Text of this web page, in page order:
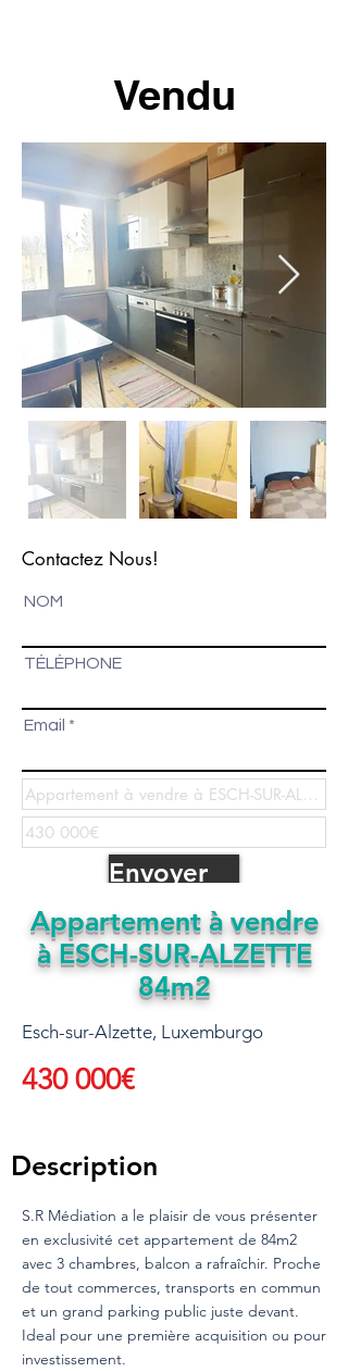
Vendu
Contactez Nous!
NOM
TÉLÉPHONE
Email
Envoyer
Appartement à vendre
à ESCH-SUR-ALZETTE
84m2
Esch-sur-Alzette, Luxemburgo
430 000€
Description
S.R Médiation a le plaisir de vous présenter
en exclusivité cet appartement de 84m2
avec 3 chambres, balcon a rafraîchir. Proche
de tout commerces, transports en commun
et un grand parking public juste devant.
Ideal pour une première acquisition ou pour
investissement.